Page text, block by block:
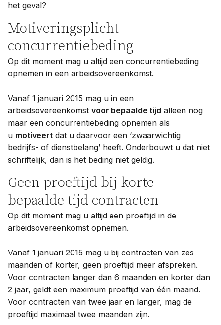
het geval?
Motiveringsplicht
concurrentiebeding
Op dit moment mag u altijd een concurrentiebeding
opnemen in een arbeidsovereenkomst.
Vanaf 1 januari 2015 mag u in een
arbeidsovereenkomst voor bepaalde tijd alleen nog
maar een concurrentiebeding opnemen als
u motiveert dat u daarvoor een ‘zwaarwichtig
bedrijfs- of dienstbelang’ heeft. Onderbouwt u dat niet
schriftelijk, dan is het beding niet geldig.
Geen proeftijd bij korte
bepaalde tijd contracten
Op dit moment mag u altijd een proeftijd in de
arbeidsovereenkomst opnemen.
Vanaf 1 januari 2015 mag u bij contracten van zes
maanden of korter, geen proeftijd meer afspreken.
Voor contracten langer dan 6 maanden en korter dan
2 jaar, geldt een maximum proeftijd van één maand.
Voor contracten van twee jaar en langer, mag de
proeftijd maximaal twee maanden zijn.